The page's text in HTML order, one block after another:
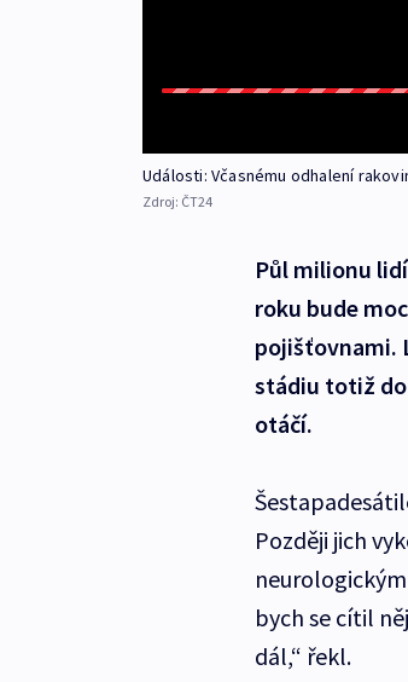
Události: Včasnému odhalení
Zdroj: ČT24
Půl milionu
roku bude
pojišťovnami.
stádiu totiž
otáčí.
Později jich
bych se cítil
dál,“ řekl.